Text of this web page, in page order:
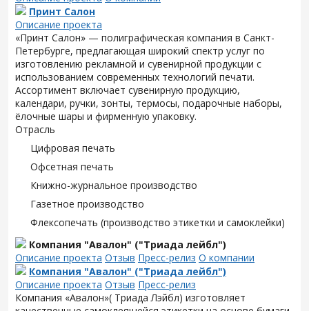
Принт Салон
Описание проекта
«Принт Салон» — полиграфическая компания в Санкт-
Петербурге, предлагающая широкий спектр услуг по
изготовлению рекламной и сувенирной продукции с
использованием современных технологий печати.
Ассортимент включает сувенирную продукцию,
календари, ручки, зонты, термосы, подарочные наборы,
ёлочные шары и фирменную упаковку.
Отрасль
Цифровая печать
Офсетная печать
Книжно-журнальное производство
Газетное производство
Флексопечать (производство этикетки и самоклейки)
Компания "Авалон" ("Триада лейбл")
Описание проекта Отзыв Пресс-релиз О компании
Компания "Авалон" ("Триада лейбл")
Описание проекта Отзыв Пресс-релиз
Компания «Авалон»( Триада Лэйбл) изготовляет